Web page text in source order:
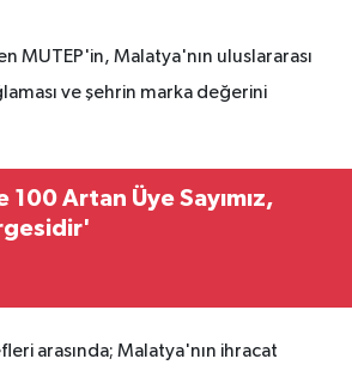
MUTEP'in, Malatya'nın uluslararası
ve şehrin marka değerini
100 Artan Üye Sayımız,
arasında; Malatya'nın ihracat